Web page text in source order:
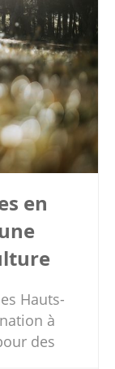
en
Hauts-
à
des